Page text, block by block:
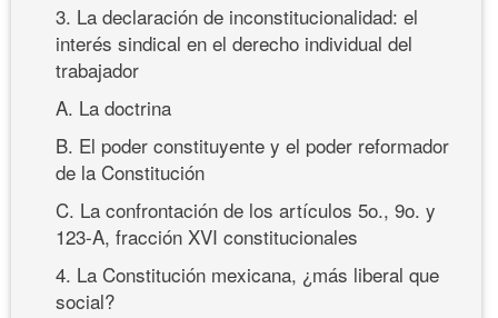
3. La declaración de inconstitucionalidad: el
interés sindical en el derecho individual del
trabajador
A. La doctrina
B. El poder constituyente y el poder reformador
de la Constitución
C. La confrontación de los artículos 5o., 9o. y
123-A, fracción XVI constitucionales
4. La Constitución mexicana, ¿más liberal que
social?